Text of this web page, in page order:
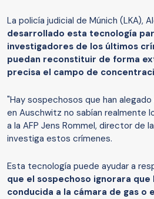
La policía judicial de Múnich (LKA),
desarrollado esta tecnología
investigadores de los últimos
puedan reconstituir de forma
precisa el campo de
"Hay sospechosos que han
en Auschwitz no sabían realmente
a la AFP Jens Rommel, director de
investiga estos crímenes.
Esta tecnología puede ayudar a
que el sospechoso ignorara
conducida a la cámara de gas o